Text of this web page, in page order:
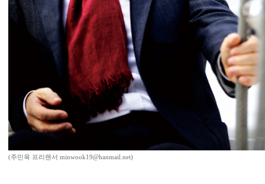
(주민욱 프리랜서 minwook19@hanmail.net)